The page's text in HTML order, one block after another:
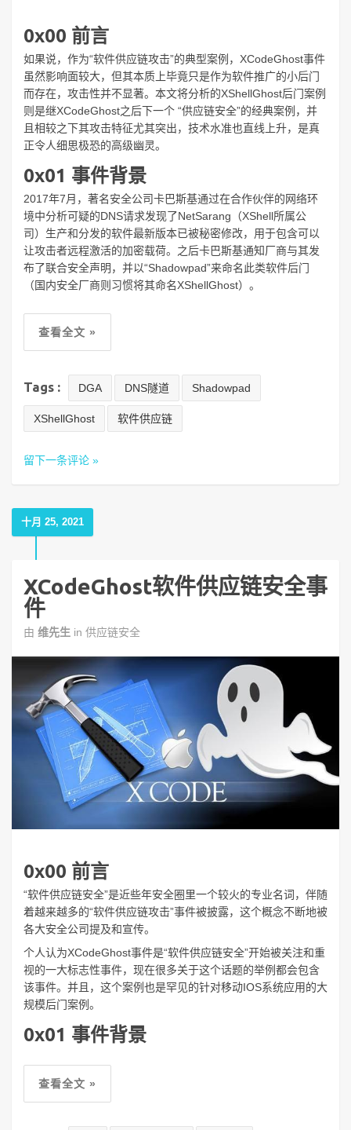
0x00 前言
如果说，作为“软件供应链攻击”的典型案例，XCodeGhost事件
虽然影响面较大，但其本质上毕竟只是作为软件推广的小后门
而存在，攻击性并不显著。本文将分析的XShellGhost后门案例
则是继XCodeGhost之后下一个 “供应链安全”的经典案例，并
且相较之下其攻击特征尤其突出，技术水准也直线上升，是真
正令人细思极恐的高级幽灵。
0x01 事件背景
2017年7月，著名安全公司卡巴斯基通过在合作伙伴的网络环
境中分析可疑的DNS请求发现了NetSarang（XShell所属公
司）生产和分发的软件最新版本已被秘密修改，用于包含可以
让攻击者远程激活的加密载荷。之后卡巴斯基通知厂商与其发
布了联合安全声明，并以“Shadowpad”来命名此类软件后门
（国内安全厂商则习惯将其命名XShellGhost）。
查看全文 »
Tags : DGA DNS隧道 Shadowpad
XShellGhost 软件供应链
留下一条评论 »
十月 25, 2021
XCodeGhost软件供应链安全事
件
由 维先生 in 供应链安全
0x00 前言
“软件供应链安全”是近些年安全圈里一个较火的专业名词，伴随
着越来越多的“软件供应链攻击”事件被披露，这个概念不断地被
各大安全公司提及和宣传。
个人认为XCodeGhost事件是“软件供应链安全”开始被关注和重
视的一大标志性事件，现在很多关于这个话题的举例都会包含
该事件。并且，这个案例也是罕见的针对移动IOS系统应用的大
规模后门案例。
0x01 事件背景
查看全文 »